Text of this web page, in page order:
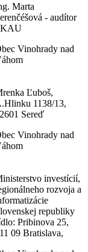
Marta
- audítor
Vinohrady nad
Ľuboš,
1138/13,
Sereď
Vinohrady nad
investícií,
rozvoja a
republiky
Pribinova 25,
09 Bratislava,